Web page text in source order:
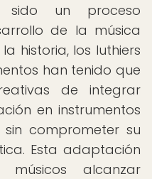
sido un proceso
de la música
historia, los luthiers
han tenido que
de integrar
en instrumentos
sin comprometer su
Esta adaptación
alcanzar